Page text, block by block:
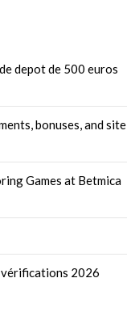
depot de 500 euros
bonuses, and site
Games at Betmica
vérifications 2026